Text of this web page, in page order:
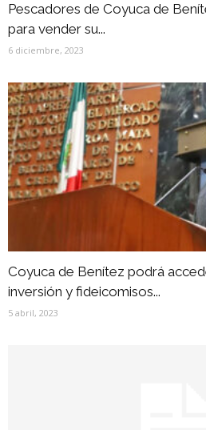
Pescadores de Coyuca de
para vender su...
6 diciembre, 2023
Coyuca de Benítez podrá
inversión y fideicomisos...
5 abril, 2023